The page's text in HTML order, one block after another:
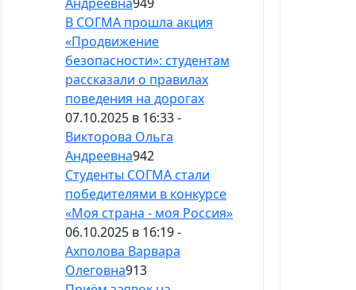
В СОГМА прошла акция
«Продвижение
безопасности»: студентам
рассказали о правилах
поведения на дорогах
07.10.2025 в 16:33 -
Викторова Ольга
Андреевна942
Студенты СОГМА стали
победителями в конкурсе
«Моя страна - моя Россия»
06.10.2025 в 16:19 -
Ахполова Варвара
Олеговна913